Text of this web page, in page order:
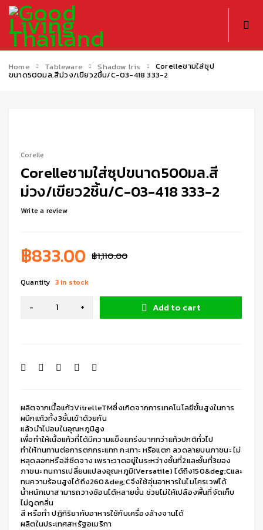
Home Tableware Shadow lris Corelleชามใส่ซุป
ขนาด500มล.สีม่วง/เขียว2ชิ้น/C-03-418 333-2
Corelle
Corelleชามใส่ซุปขนาด500มล.สี
ม่วง/เขียว2ชิ้น/C-03-418 333-2
Write a review
ผลิตจากเนื้อแก้วVitrelleTMซึ่งเกิดจากการเทคโนโลยีขั้นสูงในการ
ผนึกแก้วทั้ง3ชั้นเข้าด้วยกัน
แล้วนำไปอบในอุณหภูมิสูง
เพื่อทำให้เนื้อแก้วที่ได้มีความแข็งแกร่งมากกว่าแก้วปกติทั่วไป
ทำให้ทนทานต่อการตกกระแทก กะเทาะ หรือแตก ลวดลายบนภาชนะ ไม่
หลุดลอกหรือสีซีดจาง เพราะวาดอยู่ในระหว่างชั้นที่2และชั้นที่3ของ
ภาชนะ ทนการเปลี่ยนแปลงอุณหภูมิ(Versatile) ได้ถึง150&deg;Cและ
ทนความร้อนสูงได้ถึง260&deg;Cจึงใช้อุ่นอาหารในไมโครเวฟได้
น้ำหนักเบาสามารถวางซ้อนได้หลายชั้น ช่วยไม่ให้เปลืองพื้นที่จัดเก็บ
ไม่ดูดกลิ่น
สี หรือทำ ปฏิกิริยากับอาหารใช้กับเครื่องล้างจานได้
ผลิตในประเทศสหรัฐอเมริกา
฿1,110.00
฿833.00
Quantity 3 in stock
Add to cart